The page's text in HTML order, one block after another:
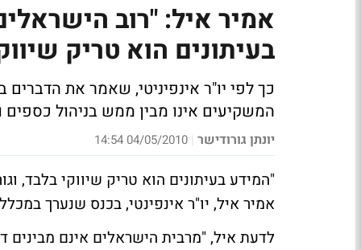
אמיר איל: "רוב
בעיתונים הוא טריק
כך לפי יו"ר אינפיניטי, שאמר את הדברים
המשקיעים אינו מבין ממש בניהול כספים
יונתן גורודישר |
04/05/2010 14:54
"המידע בעיתונים הוא טריק שיווקי בלבד,
אמיר איל, יו"ר אינפינטי, בכנס שנערך
לדעת איל, "מרבית הישראלים אינם